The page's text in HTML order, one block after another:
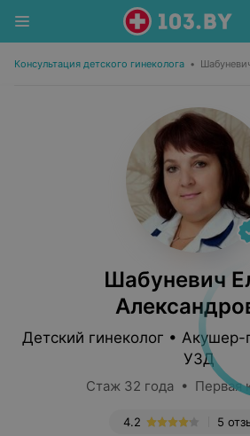
Консультация детского гинеколога •
Шабуневич
Детский гинеколог • Акушер-
УЗД
Стаж 32 года • Первая
5
4.2